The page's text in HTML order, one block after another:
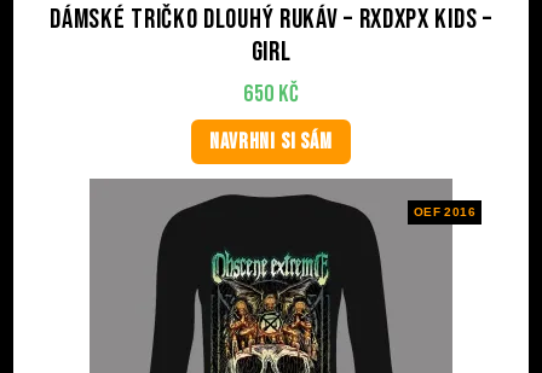
Dámské tričko dlouhý rukáv – RxDxPx Kids –
Girl
650 Kč
NAVRHNI SI SÁM
OEF 2016